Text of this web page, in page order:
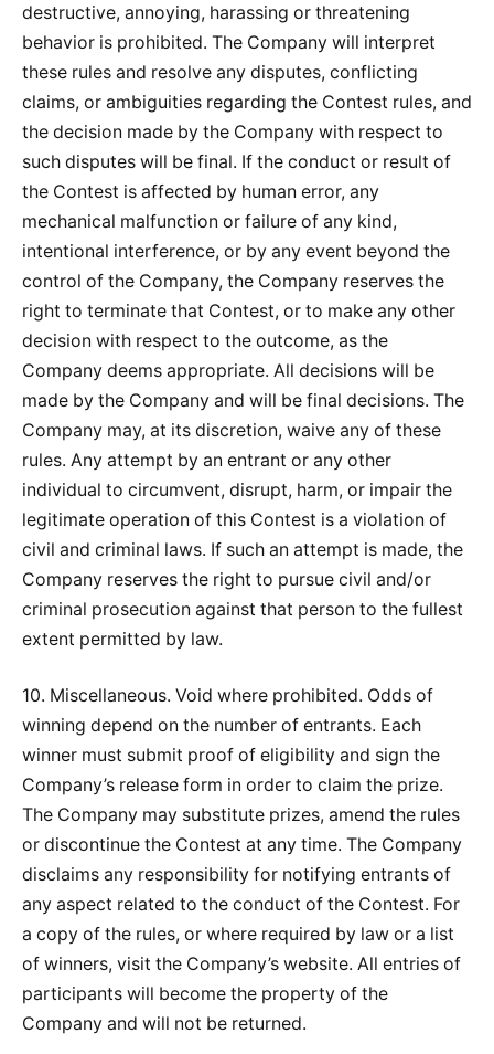
destructive, annoying, harassing or threatening
behavior is prohibited. The Company will interpret
these rules and resolve any disputes, conflicting
claims, or ambiguities regarding the Contest rules, and
the decision made by the Company with respect to
such disputes will be final. If the conduct or result of
the Contest is affected by human error, any
mechanical malfunction or failure of any kind,
intentional interference, or by any event beyond the
control of the Company, the Company reserves the
right to terminate that Contest, or to make any other
decision with respect to the outcome, as the
Company deems appropriate. All decisions will be
made by the Company and will be final decisions. The
Company may, at its discretion, waive any of these
rules. Any attempt by an entrant or any other
individual to circumvent, disrupt, harm, or impair the
legitimate operation of this Contest is a violation of
civil and criminal laws. If such an attempt is made, the
Company reserves the right to pursue civil and/or
criminal prosecution against that person to the fullest
extent permitted by law.
10. Miscellaneous. Void where prohibited. Odds of
winning depend on the number of entrants. Each
winner must submit proof of eligibility and sign the
Company’s release form in order to claim the prize.
The Company may substitute prizes, amend the rules
or discontinue the Contest at any time. The Company
disclaims any responsibility for notifying entrants of
any aspect related to the conduct of the Contest. For
a copy of the rules, or where required by law or a list
of winners, visit the Company’s website. All entries of
participants will become the property of the
Company and will not be returned.